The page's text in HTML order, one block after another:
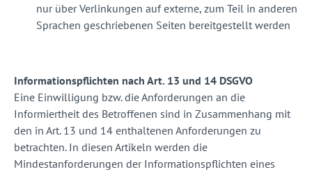
nur über Verlinkungen auf externe, zum Teil in anderen
Sprachen geschriebenen Seiten bereitgestellt werden
Informationspflichten nach Art. 13 und 14 DSGVO
Eine Einwilligung bzw. die Anforderungen an die
Informiertheit des Betroffenen sind in Zusammenhang mit
den in Art. 13 und 14 enthaltenen Anforderungen zu
betrachten. In diesen Artikeln werden die
Mindestanforderungen der Informationspflichten eines